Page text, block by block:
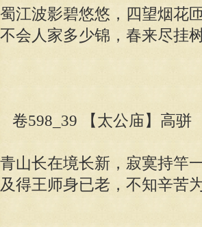
蜀江波影碧悠悠，四望烟花
不会人家多少锦，春来尽挂
卷598_39 【太公庙】高骈
青山长在境长新，寂寞持竿
及得王师身已老，不知辛苦